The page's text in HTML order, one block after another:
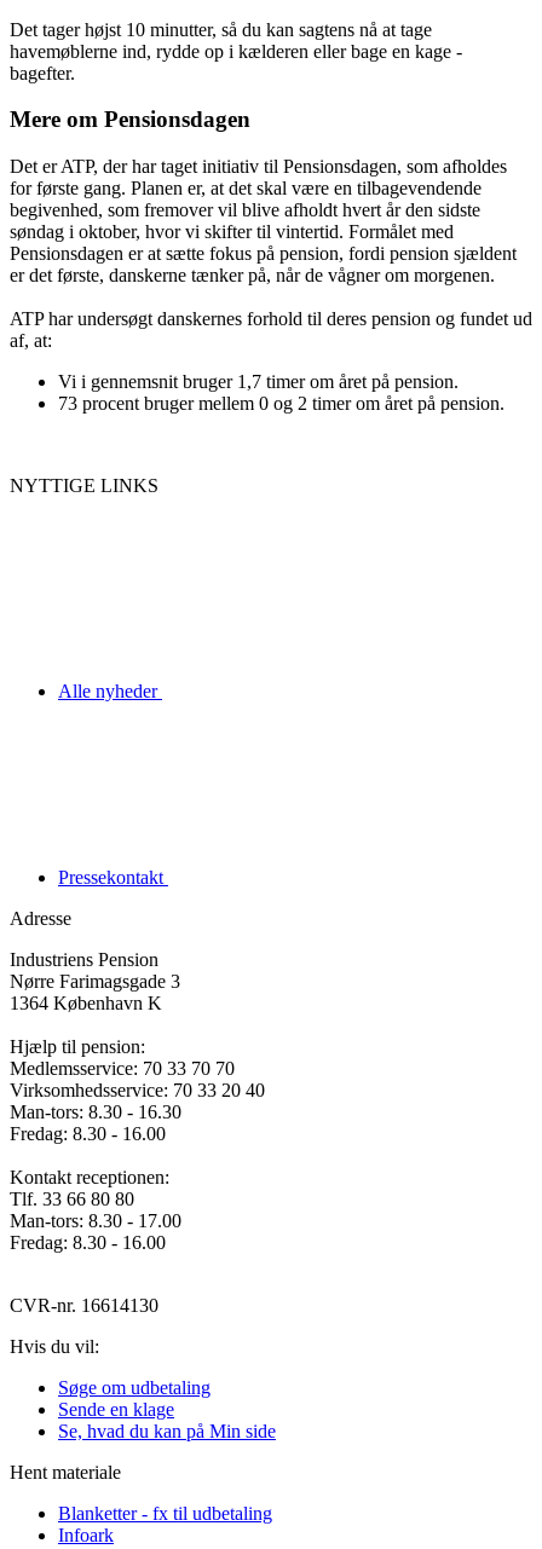
Det tager højst 10 minutter, så du kan sagtens nå at tage
havemøblerne ind, rydde op i kælderen eller bage en kage -
bagefter.
Mere om Pensionsdagen
Det er ATP, der har taget initiativ til Pensionsdagen, som afholdes
for første gang. Planen er, at det skal være en tilbagevendende
begivenhed, som fremover vil blive afholdt hvert år den sidste
søndag i oktober, hvor vi skifter til vintertid. Formålet med
Pensionsdagen er at sætte fokus på pension, fordi pension sjældent
er det første, danskerne tænker på, når de vågner om morgenen.
ATP har undersøgt danskernes forhold til deres pension og fundet ud
af, at:
Vi i gennemsnit bruger 1,7 timer om året på pension.
73 procent bruger mellem 0 og 2 timer om året på pension.
NYTTIGE LINKS
Alle nyheder
Pressekontakt
Adresse
Industriens Pension
Nørre Farimagsgade 3
1364 København K
Hjælp til pension:
Medlemsservice: 70 33 70 70
Virksomhedsservice: 70 33 20 40
Man-tors: 8.30 - 16.30
Fredag: 8.30 - 16.00
Kontakt receptionen:
Tlf. 33 66 80 80
Man-tors: 8.30 - 17.00
Fredag: 8.30 - 16.00
CVR-nr. 16614130
Hvis du vil:
Søge om udbetaling
Sende en klage
Se, hvad du kan på Min side
Hent materiale
Blanketter - fx til udbetaling
Infoark